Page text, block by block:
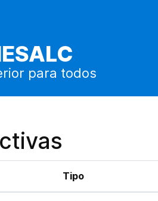
para todos
Tipo